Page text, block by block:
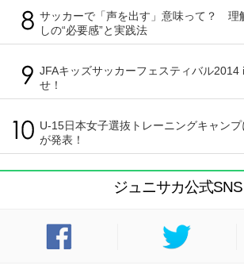
サッカーで「声を出す」意味って？ 理
しの“必要感”と実践法
JFAキッズサッカーフェスティバル2014
せ！
U-15日本女子選抜トレーニングキャン
が発表！
ジュニサカ公式SNS